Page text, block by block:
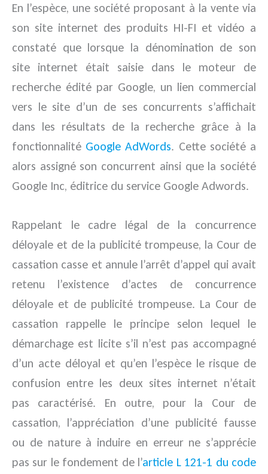
En l’espèce, une société proposant à la vente via
son site internet des produits HI-FI et vidéo a
constaté que lorsque la dénomination de son
site internet était saisie dans le moteur de
recherche édité par Google, un lien commercial
vers le site d’un de ses concurrents s’affichait
dans les résultats de la recherche grâce à la
fonctionnalité Google AdWords. Cette société a
alors assigné son concurrent ainsi que la société
Google Inc, éditrice du service Google Adwords.
Rappelant le cadre légal de la concurrence
déloyale et de la publicité trompeuse, la Cour de
cassation casse et annule l’arrêt d’appel qui avait
retenu l’existence d’actes de concurrence
déloyale et de publicité trompeuse. La Cour de
cassation rappelle le principe selon lequel le
démarchage est licite s’il n’est pas accompagné
d’un acte déloyal et qu’en l’espèce le risque de
confusion entre les deux sites internet n’était
pas caractérisé. En outre, pour la Cour de
cassation, l’appréciation d’une publicité fausse
ou de nature à induire en erreur ne s’apprécie
pas sur le fondement de l’article L 121-1 du code